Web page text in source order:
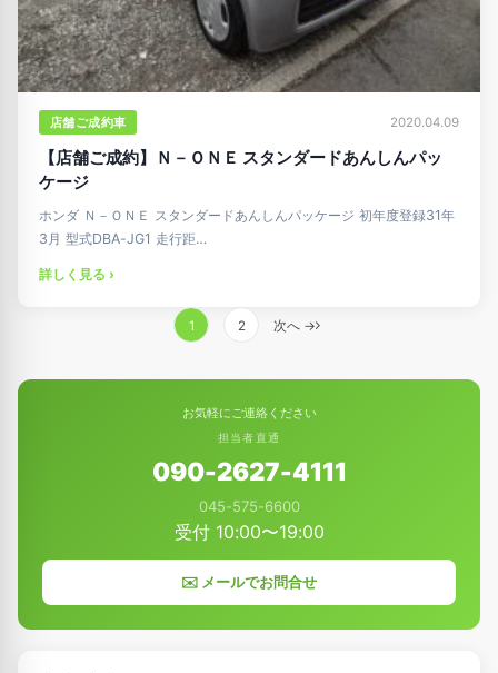
店舗ご成約車 2020.04.09
【店舗ご成約】Ｎ－ＯＮＥ スタンダードあんしんパッ
ケージ
ホンダ Ｎ－ＯＮＥ スタンダードあんしんパッケージ 初年度登録31年
3月 型式DBA-JG1 走行距…
詳しく見る ›
の
1 2 次へ →
お気軽にご連絡ください
担当者直通
090-2627-4111
045-575-6600
受付 10:00〜19:00
✉️ メールでお問合せ